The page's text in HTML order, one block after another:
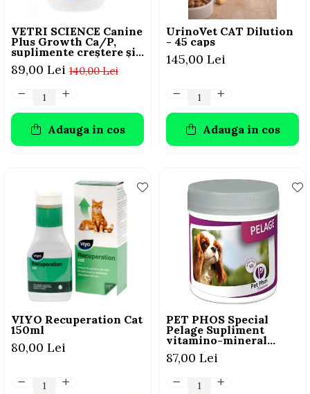
VETRI SCIENCE Canine
Plus Growth Ca/P,
suplimente creștere și
vitalitate câini, 45
Tablete masticabile
140,00 Lei
89,00 Lei
Adauga in cos
UrinoVet CAT Dilution
- 45 caps
145,00 Lei
Adauga in cos
VIYO Recuperation Cat
150ml
80,00 Lei
PET PHOS Special
Pelage Supliment
vitamino-mineral
pentru câini, 50 tablete
87,00 Lei